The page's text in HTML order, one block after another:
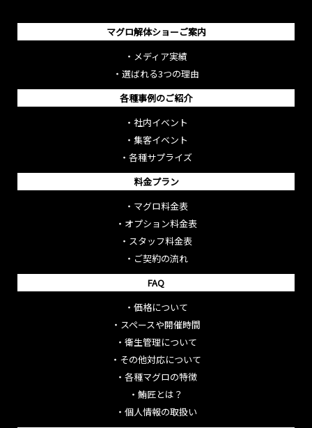
マグロ解体ショーご案内
・ メディア実績
・ 選ばれる3つの理由
各種事例のご紹介
・ 社内イベント
・ 集客イベント
・ 各種サプライズ
料金プラン
・ マグロ料金表
・ オプション料金表
・ スタッフ料金表
・ ご契約の流れ
FAQ
・ 価格について
・ スペースや開催時間
・ 衛生管理について
・ その他対応について
・ 各種マグロの特徴
・ 鮪匠とは？
・ 個人情報の取扱い